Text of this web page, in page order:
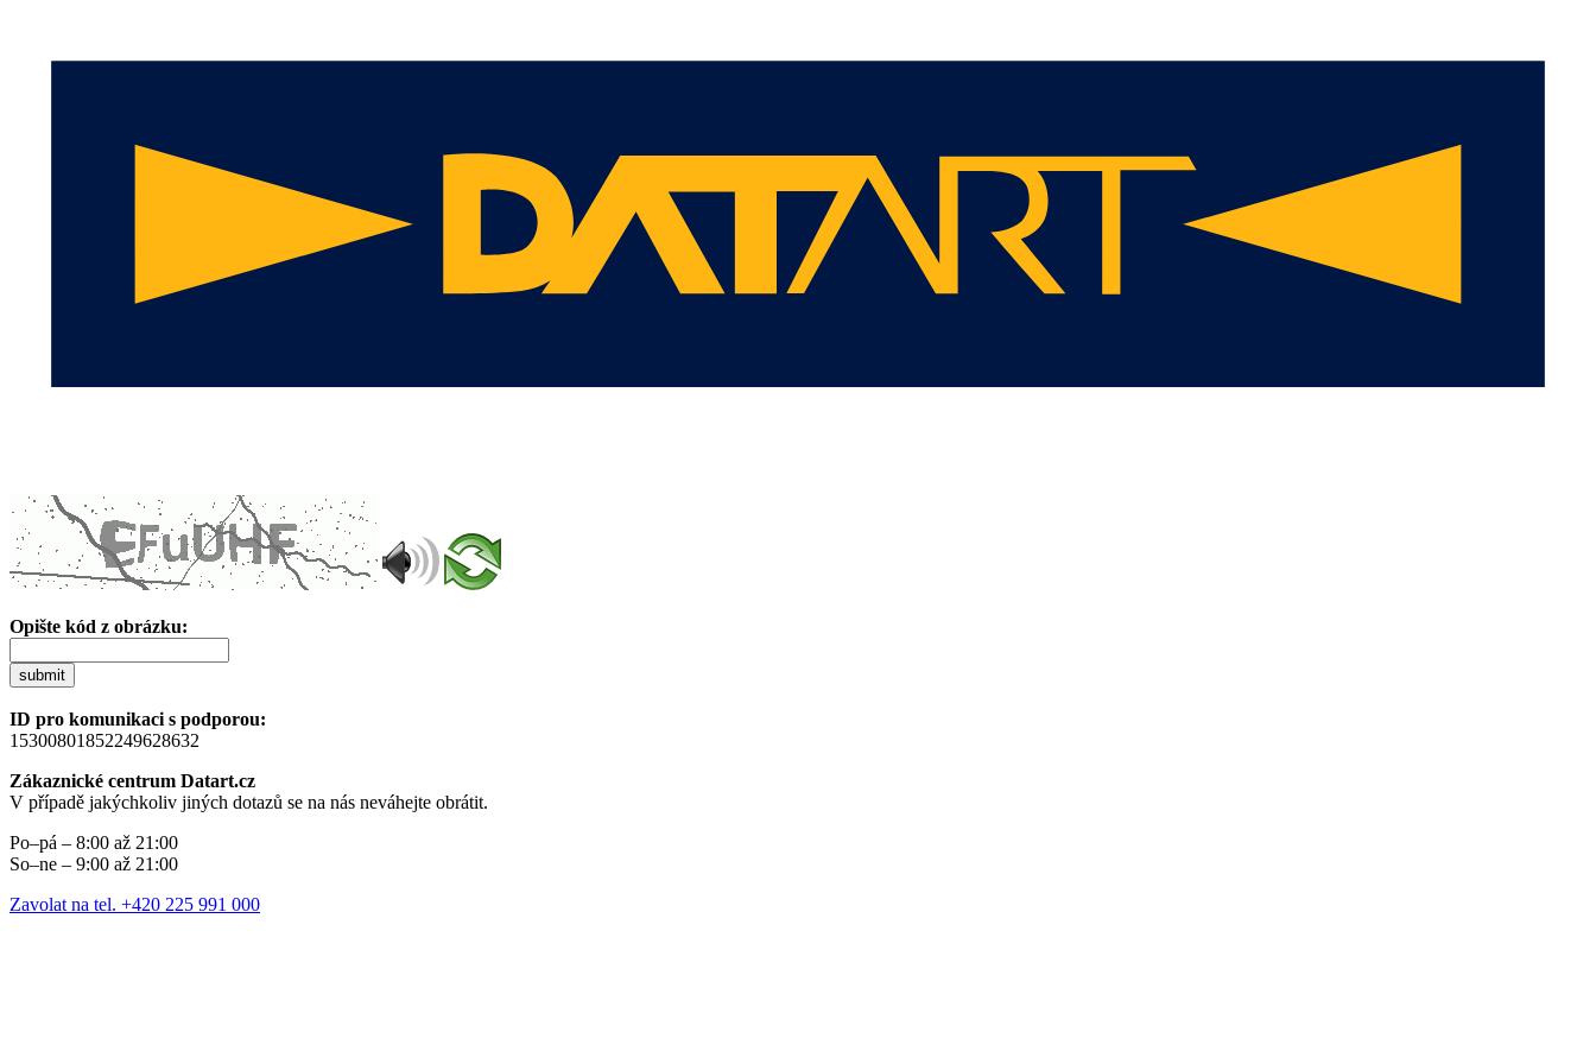
Opište kód z obrázku:
submit
ID pro komunikaci s podporou:
15300801852249628632
Zákaznické centrum Datart.cz
V případě jakýchkoliv jiných dotazů se na nás neváhejte obrátit.
Po–pá – 8:00 až 21:00
So–ne – 9:00 až 21:00
Zavolat na tel. +420 225 991 000